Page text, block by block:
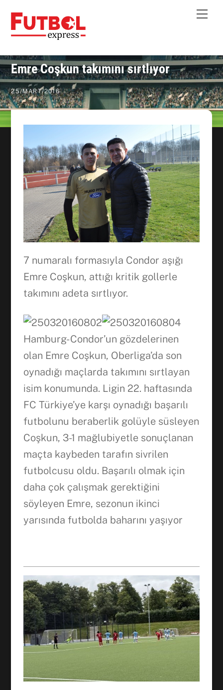
content
Emre Coşkun takımını sırtlıyor
25/MART/2016
7 numaralı formasıyla Condor aşığı
Emre Coşkun, attığı kritik gollerle
takımını adeta sırtlıyor.
Hamburg- Condor’un gözdelerinen
olan Emre Coşkun, Oberliga’da son
oynadığı maçlarda takımını sırtlayan
isim konumunda. Ligin 22. haftasında
FC Türkiye’ye karşı oynadığı başarılı
futbolunu beraberlik golüyle süsleyen
Coşkun, 3-1 mağlubiyetle sonuçlanan
maçta kaybeden tarafın sivrilen
futbolcusu oldu. Başarılı olmak için
daha çok çalışmak gerektiğini
söyleyen Emre, sezonun ikinci
yarısında futbolda baharını yaşıyor